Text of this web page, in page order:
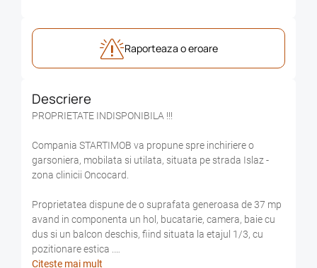
Raporteaza o eroare
Descriere
PROPRIETATE INDISPONIBILA !!!
Compania STARTIMOB va propune spre inchiriere o
garsoniera, mobilata si utilata, situata pe strada Islaz -
zona clinicii Oncocard.
Proprietatea dispune de o suprafata generoasa de 37 mp
avand in componenta un hol, bucatarie, camera, baie cu
dus si un balcon deschis, fiind situata la etajul 1/3, cu
pozitionare estica .
Citeste mai mult